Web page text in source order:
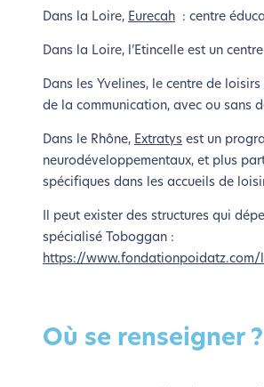
Dans la Loire, Eurecah : centre
Dans la Loire, l’Etincelle est un
Dans les Yvelines, le centre de loisirs
de la communication, avec ou sans
Dans le Rhône, Extratys est un
neurodéveloppementaux, et plus
spécifiques dans les accueils de
Il peut exister des structures qui
spécialisé Toboggan :
https://
Où se renseigner ?